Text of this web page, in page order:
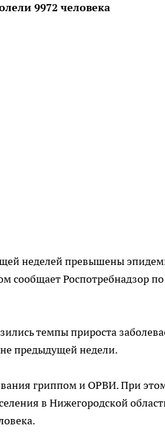
9972 человека
неделей превышены
сообщает Роспотребнадзор
темпы прироста
предыдущей недели.
гриппом и ОРВИ. При
в Нижегородской